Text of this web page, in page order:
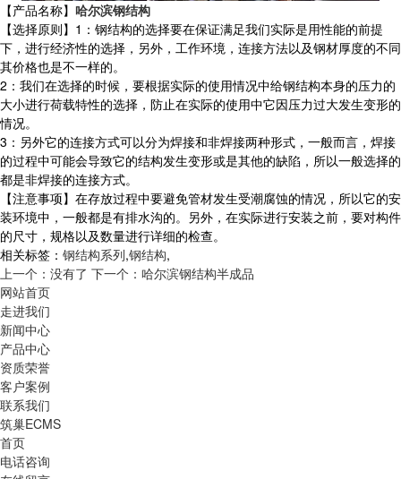
【产品名称】 哈尔滨钢结构
【选择原则】1：钢结构的选择要在保证满足我们实际是用性能的前提
下，进行经济性的选择，另外，工作环境，连接方法以及钢材厚度的不同
其价格也是不一样的。
2：我们在选择的时候，要根据实际的使用情况中给钢结构本身的压力的
大小进行荷载特性的选择，防止在实际的使用中它因压力过大发生变形的
情况。
3：另外它的连接方式可以分为焊接和非焊接两种形式，一般而言，焊接
的过程中可能会导致它的结构发生变形或是其他的缺陷，所以一般选择的
都是非焊接的连接方式。
【注意事项】在存放过程中要避免管材发生受潮腐蚀的情况，所以它的安
装环境中，一般都是有排水沟的。另外，在实际进行安装之前，要对构件
的尺寸，规格以及数量进行详细的检查。
相关标签： 钢结构系列,钢结构,
上一个：没有了 下一个：哈尔滨钢结构半成品
网站首页
走进我们
新闻中心
产品中心
资质荣誉
客户案例
联系我们
筑巢ECMS
首页
电话咨询